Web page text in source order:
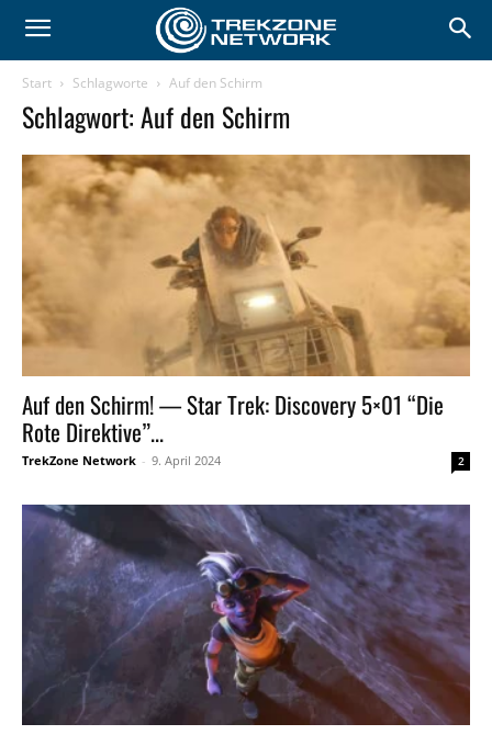
Start Schlagworte Auf den Schirm
Schlagwort: Auf den Schirm
Auf den Schirm! — Star Trek: Discovery 5×01 “Die
Rote Direktive”...
TrekZone Network - 9. April 2024 2